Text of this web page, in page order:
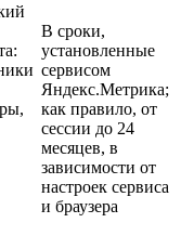
В сроки,
установленные
сервисом
Яндекс.Метрика;
как правило, от
сессии до 24
месяцев, в
зависимости от
настроек сервиса
и браузера